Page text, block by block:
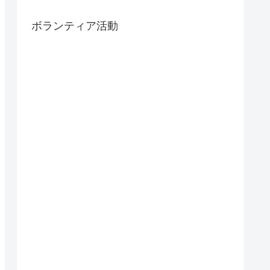
ボランティア活動